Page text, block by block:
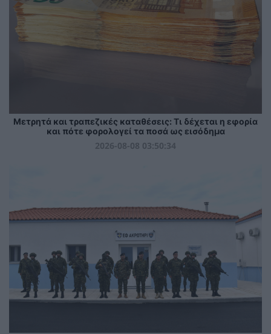
Μετρητά και τραπεζικές καταθέσεις: Τι δέχεται η εφορία
και πότε φορολογεί τα ποσά ως εισόδημα
2026-08-08 03:50:34